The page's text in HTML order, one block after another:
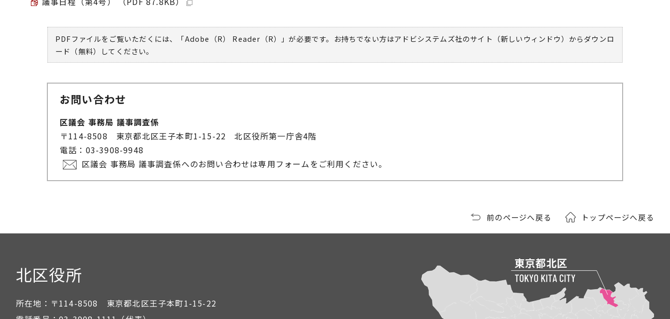
PDFファイルをご覧いただくには、「Adobe（R） Reader（R）」が必要です。お持ちでない方はアドビシステムズ社のサイト（新しいウィンドウ） からダウンロ
ード（無料）してください。
お問い合わせ
区議会 事務局 議事調査係
〒114-8508 東京都北区王子本町1-15-22 北区役所第一庁舎4階
電話：03-3908-9948
区議会 事務局 議事調査係へのお問い合わせは専用フォームをご利用ください。
前のページへ戻る トップページへ戻る
北区役所
所在地： 〒114-8508 東京都北区王子本町1-15-22